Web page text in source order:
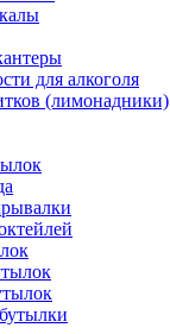
для алкоголя
(лимонадники)